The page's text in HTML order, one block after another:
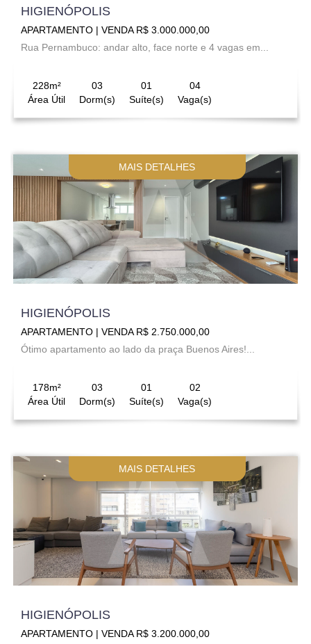
HIGIENÓPOLIS
APARTAMENTO | VENDA R$ 3.000.000,00
Rua Pernambuco: andar alto, face norte e 4 vagas em...
228m²
Área Útil
03
Dorm(s)
01
Suíte(s)
04
Vaga(s)
MAIS DETALHES
HIGIENÓPOLIS
APARTAMENTO | VENDA R$ 2.750.000,00
Ótimo apartamento ao lado da praça Buenos Aires!...
178m²
Área Útil
03
Dorm(s)
01
Suíte(s)
02
Vaga(s)
MAIS DETALHES
HIGIENÓPOLIS
APARTAMENTO | VENDA R$ 3.200.000,00